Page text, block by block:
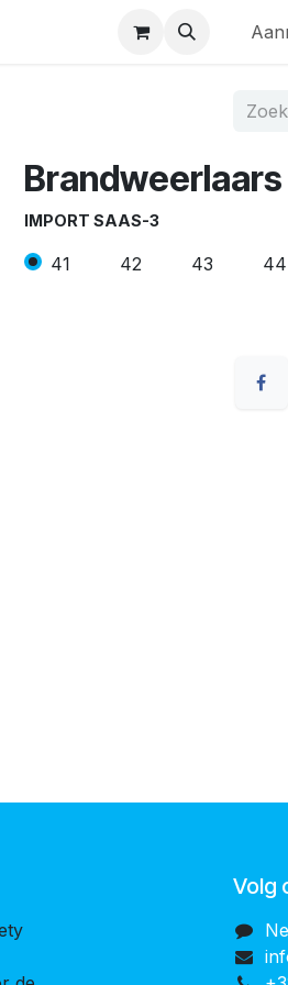
IMPORT SAAS-3
41 42 43 44
Volg